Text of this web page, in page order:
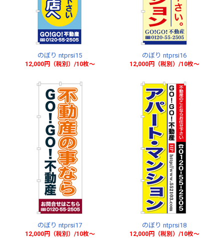
のぼり ntprsi15
12,000円（税別）/10枚〜
のぼり ntprsi16
12,000円（税別）/10枚〜
のぼり ntprsi17
12,000円（税別）/10枚〜
のぼり ntprsi18
12,000円（税別）/10枚〜